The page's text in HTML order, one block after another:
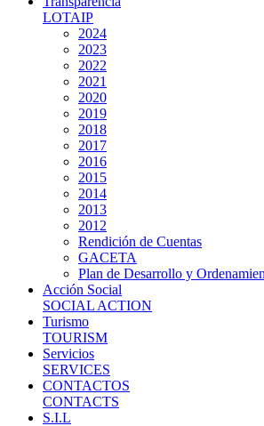
LOTAIP
2024
2023
2022
2021
2020
2019
2018
2017
2016
2015
2014
2013
2012
Rendición de Cuentas
GACETA
Plan de Desarrollo y
Acción Social
SOCIAL ACTION
Turismo
TOURISM
Servicios
SERVICES
CONTACTOS
CONTACTS
S.I.L